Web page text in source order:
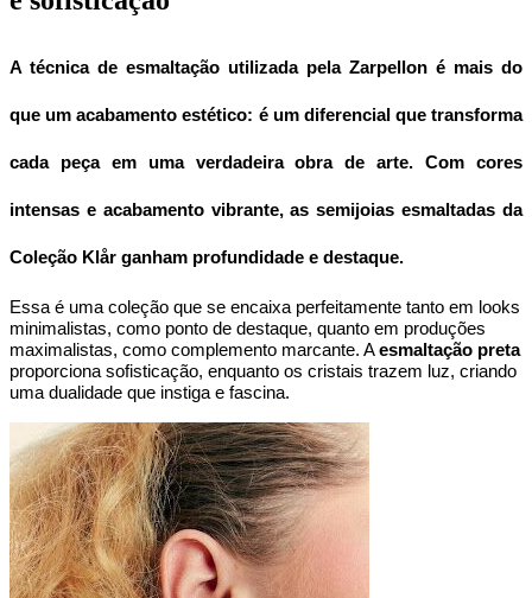
A técnica de esmaltação utilizada pela Zarpellon é mais do
que um acabamento estético: é um diferencial que transforma
cada peça em uma verdadeira obra de arte. Com cores
intensas e acabamento vibrante, as semijoias esmaltadas da
Coleção Klår ganham profundidade e destaque.
Essa é uma coleção que se encaixa perfeitamente tanto em looks
minimalistas, como ponto de destaque, quanto em produções
maximalistas, como complemento marcante. A esmaltação preta
proporciona sofisticação, enquanto os cristais trazem luz, criando
uma dualidade que instiga e fascina.